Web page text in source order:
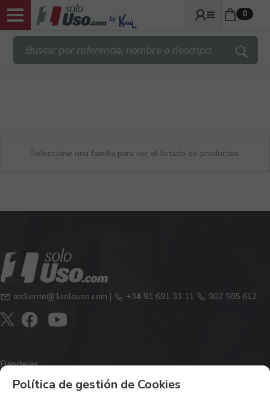
0
Seleccione una familia para ver el listado de productos.
atcliente@1solouso.com | +34 91 691 33 11 902 585 612
Bandejas
Básicos en tu negocio hostelero
Política de gestión de Cookies